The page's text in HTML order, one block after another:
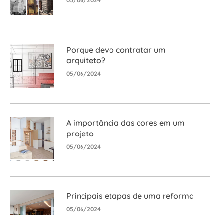
Porque devo contratar um
arquiteto?
05/06/2024
A importância das cores em um
projeto
05/06/2024
Principais etapas de uma reforma
05/06/2024